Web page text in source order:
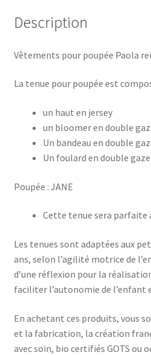
FUNKY
Description
Vêtements pour poupée Paola
La tenue pour poupée est
un haut en jersey
un bloomer en double
Un bandeau en double
Un foulard en double gaze
Poupée : JANE
Cette tenue sera parfaite
Les tenues sont adaptées aux
ans, selon l’agilité motrice de
d’une réflexion pour la
faciliter l’autonomie de l’enfant
En achetant ces produits, vous
et la fabrication, la création
avec soin, bio certifiés GOTS ou